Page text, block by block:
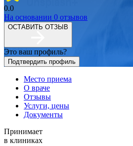
0.0
На основании 0 отзывов
ОСТАВИТЬ ОТЗЫВ
Это ваш профиль?
Подтвердить профиль
Место приема
О враче
Отзывы
Услуги, цены
Документы
Принимает
в клиниках